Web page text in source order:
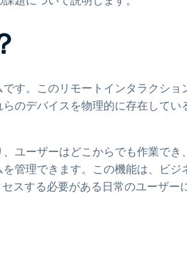
す。このリモートインタラクショ
のデバイスを物理的に存在してい
ユーザーはどこからでも作業でき、
管理できます。この機能は、ビジ
スする必要がある日常のユーザー